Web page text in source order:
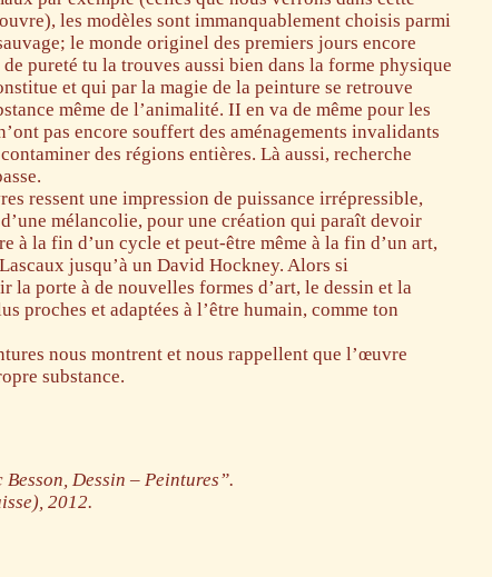
), les modèles sont immanquablement choisis parmi
le monde originel des premiers jours encore
pureté tu la trouves aussi bien dans la forme physique
et qui par la magie de la peinture se retrouve
même de l’animalité. II en va de même pour les
pas encore souffert des aménagements invalidants
des régions entières. Là aussi, recherche
ressent une impression de puissance irrépressible,
mélancolie, pour une création qui paraît devoir
à la fin d’un cycle et peut-être même à la fin d’un art,
jusqu’à un David Hockney. Alors si
porte à de nouvelles formes d’art, le dessin et la
proches et adaptées à l’être humain, comme ton
nous montrent et nous rappellent que l’œuvre
substance.
Dessin – Peintures”.
2012.